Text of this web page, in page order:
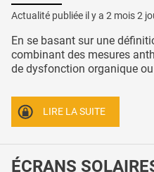
Actualité publiée il y a 2 mois 2
En se basant sur une
combinant des mesures
de dysfonction organique
LIRE LA SUITE
ÉCRANS